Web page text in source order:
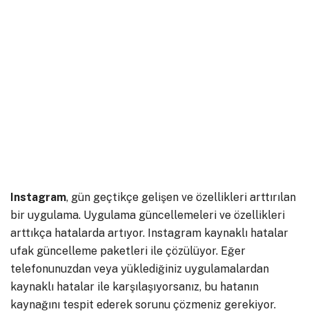
Instagram, gün geçtikçe gelişen ve özellikleri arttırılan
bir uygulama. Uygulama güncellemeleri ve özellikleri
arttıkça hatalarda artıyor. Instagram kaynaklı hatalar
ufak güncelleme paketleri ile çözülüyor. Eğer
telefonunuzdan veya yüklediğiniz uygulamalardan
kaynaklı hatalar ile karşılaşıyorsanız, bu hatanın
kaynağını tespit ederek sorunu çözmeniz gerekiyor.